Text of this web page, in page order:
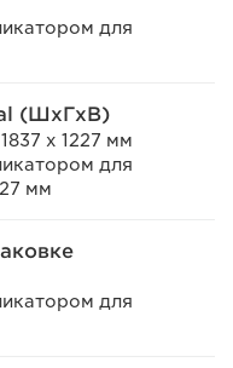
для
(ШxГxВ)
x 1227 мм
для
мм
для